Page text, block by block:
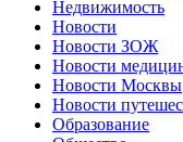
Недвижимость
Новости
Новости ЗОЖ
Новости
Новости Москвы
Новости
Образование